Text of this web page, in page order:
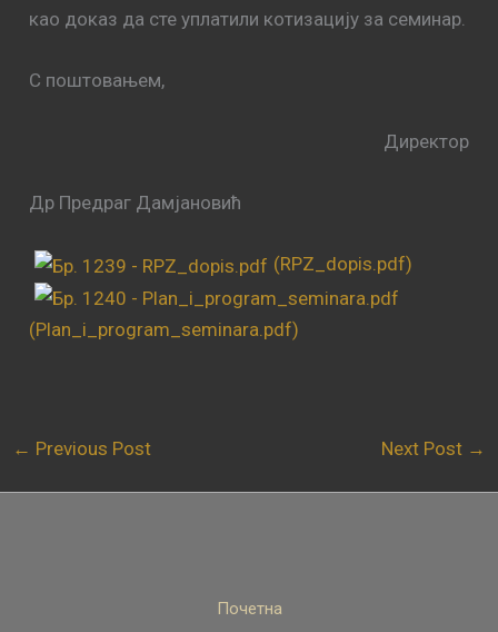
као доказ да сте уплатили котизацију за семинар.
С поштовањем,
Директор
Др Предраг Дамјановић
(RPZ_dopis.pdf)
(Plan_i_program_seminara.pdf)
← Previous Post Next Post →
Почетна